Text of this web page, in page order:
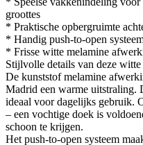
groottes
* Praktische opbergruimte
* Handig push-to-open
* Frisse witte melamine
Stijlvolle details van deze
De kunststof melamine
Madrid een warme uitstraling.
ideaal voor dagelijks gebruik.
– een vochtige doek is
schoon te krijgen.
Het push-to-open systeem